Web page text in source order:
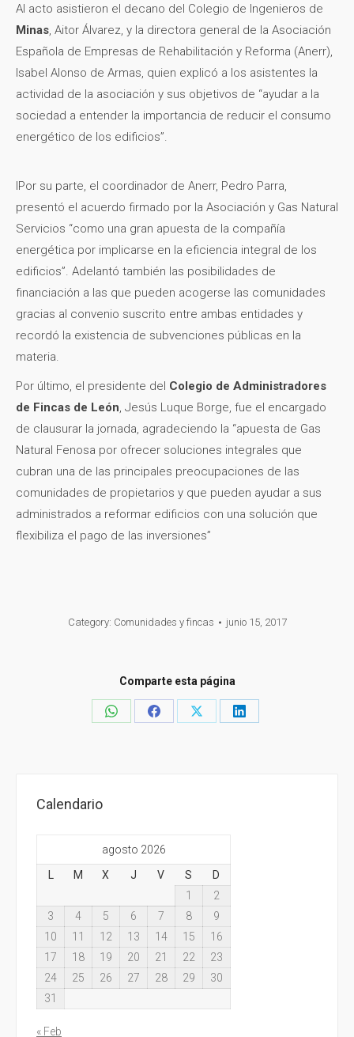
Al acto asistieron el decano del Colegio de Ingenieros de
Minas, Aitor Álvarez, y la directora general de la Asociación
Española de Empresas de Rehabilitación y Reforma (Anerr),
Isabel Alonso de Armas, quien explicó a los asistentes la
actividad de la asociación y sus objetivos de “ayudar a la
sociedad a entender la importancia de reducir el consumo
energético de los edificios”.
IPor su parte, el coordinador de Anerr, Pedro Parra,
presentó el acuerdo firmado por la Asociación y Gas Natural
Servicios “como una gran apuesta de la compañía
energética por implicarse en la eficiencia integral de los
edificios”. Adelantó también las posibilidades de
financiación a las que pueden acogerse las comunidades
gracias al convenio suscrito entre ambas entidades y
recordó la existencia de subvenciones públicas en la
materia.
Por último, el presidente del Colegio de Administradores
de Fincas de León, Jesús Luque Borge, fue el encargado
de clausurar la jornada, agradeciendo la “apuesta de Gas
Natural Fenosa por ofrecer soluciones integrales que
cubran una de las principales preocupaciones de las
comunidades de propietarios y que pueden ayudar a sus
administrados a reformar edificios con una solución que
flexibiliza el pago de las inversiones”
Category: Comunidades y fincas junio 15, 2017
Comparte esta página
Share
Share
Share
Share
Calendario
agosto 2026
M X J V S
D
1
2
3
4 5 6 7 8
9
10
11 12 13 14 15
16
17
18 19 20 21 22
23
24
25 26 27 28 29
30
31
« Feb